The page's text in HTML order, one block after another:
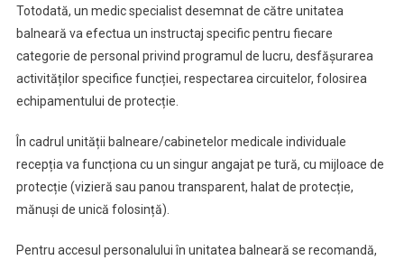
Totodată, un medic specialist desemnat de către unitatea
balneară va efectua un instructaj specific pentru fiecare
categorie de personal privind programul de lucru, desfășurarea
activităților specifice funcției, respectarea circuitelor, folosirea
echipamentului de protecție.
În cadrul unității balneare/cabinetelor medicale individuale
recepția va funcționa cu un singur angajat pe tură, cu mijloace de
protecție (vizieră sau panou transparent, halat de protecție,
mănuși de unică folosință).
Pentru accesul personalului în unitatea balneară se recomandă,